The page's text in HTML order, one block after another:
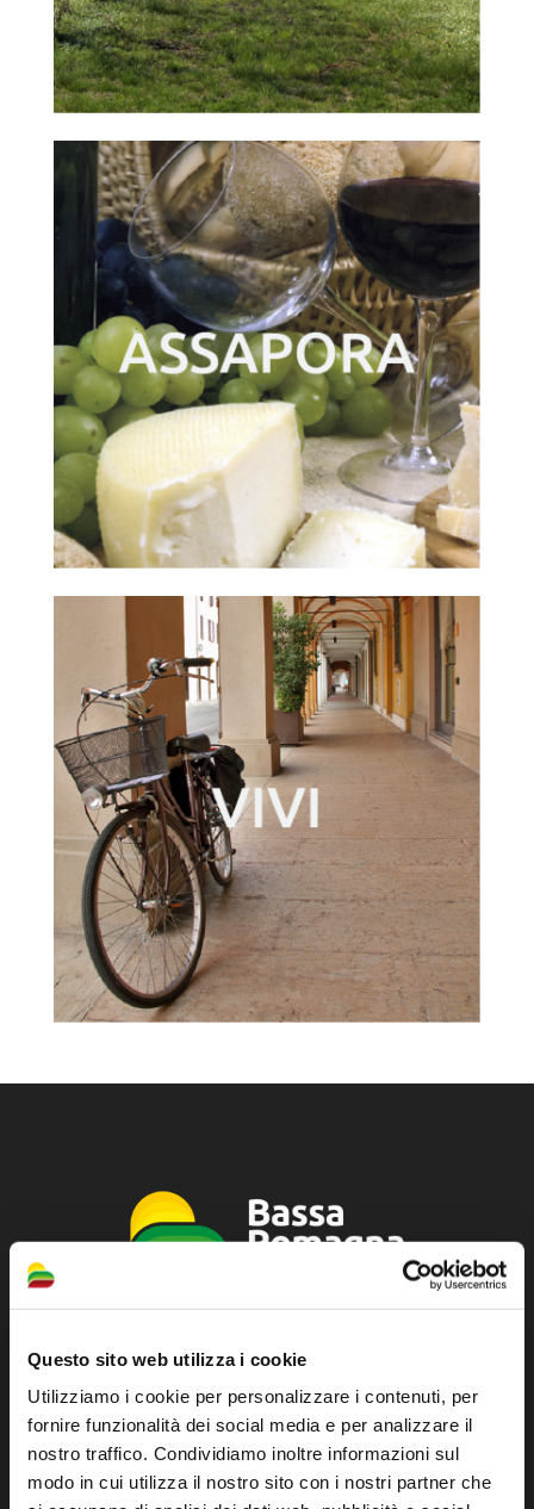
Questo sito web utilizza i cookie
Utilizziamo i cookie per personalizzare i contenuti, per
fornire funzionalità dei social media e per analizzare il
nostro traffico. Condividiamo inoltre informazioni sul
modo in cui utilizza il nostro sito con i nostri partner che
Sito ufficiale di informazione turistica
dell'Unione dei Comuni della Bassa Romagna
Piazza della Libertà, 13
48012 Bagnacavallo (RA)
Tel. +39 0545 280898